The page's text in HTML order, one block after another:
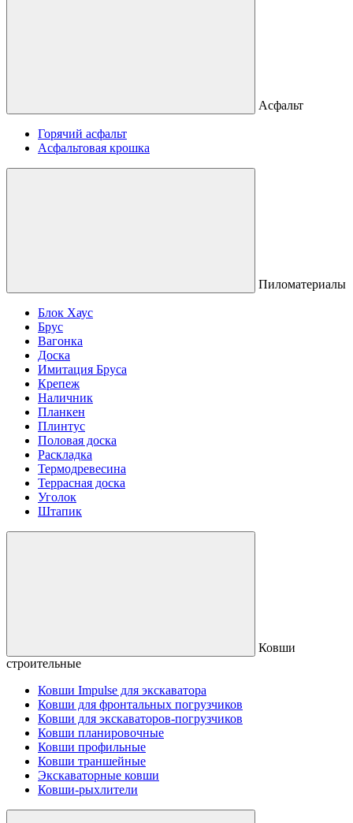
Асфальт
Горячий асфальт
Асфальтовая крошка
Пиломатериалы
Блок Хаус
Брус
Вагонка
Доска
Имитация Бруса
Крепеж
Наличник
Планкен
Плинтус
Половая доска
Раскладка
Термодревесина
Террасная доска
Уголок
Штапик
Ковши
строительные
Ковши Impulse для экскаватора
Ковши для фронтальных погрузчиков
Ковши для экскаваторов-погрузчиков
Ковши планировочные
Ковши профильные
Ковши траншейные
Экскаваторные ковши
Ковши-рыхлители